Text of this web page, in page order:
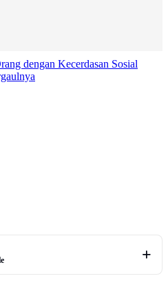
dengan Kecerdasan Sosial